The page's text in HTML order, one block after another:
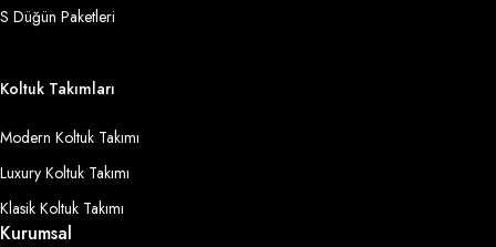
S Düğün Paketleri
Koltuk Takımları
Modern Koltuk Takımı
Luxury Koltuk Takımı
Klasik Koltuk Takımı
Kurumsal